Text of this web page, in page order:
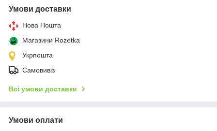
Умови доставки
Нова Пошта
Магазини Rozetka
Укрпошта
Самовивіз
Всі умови доставки
Умови оплати